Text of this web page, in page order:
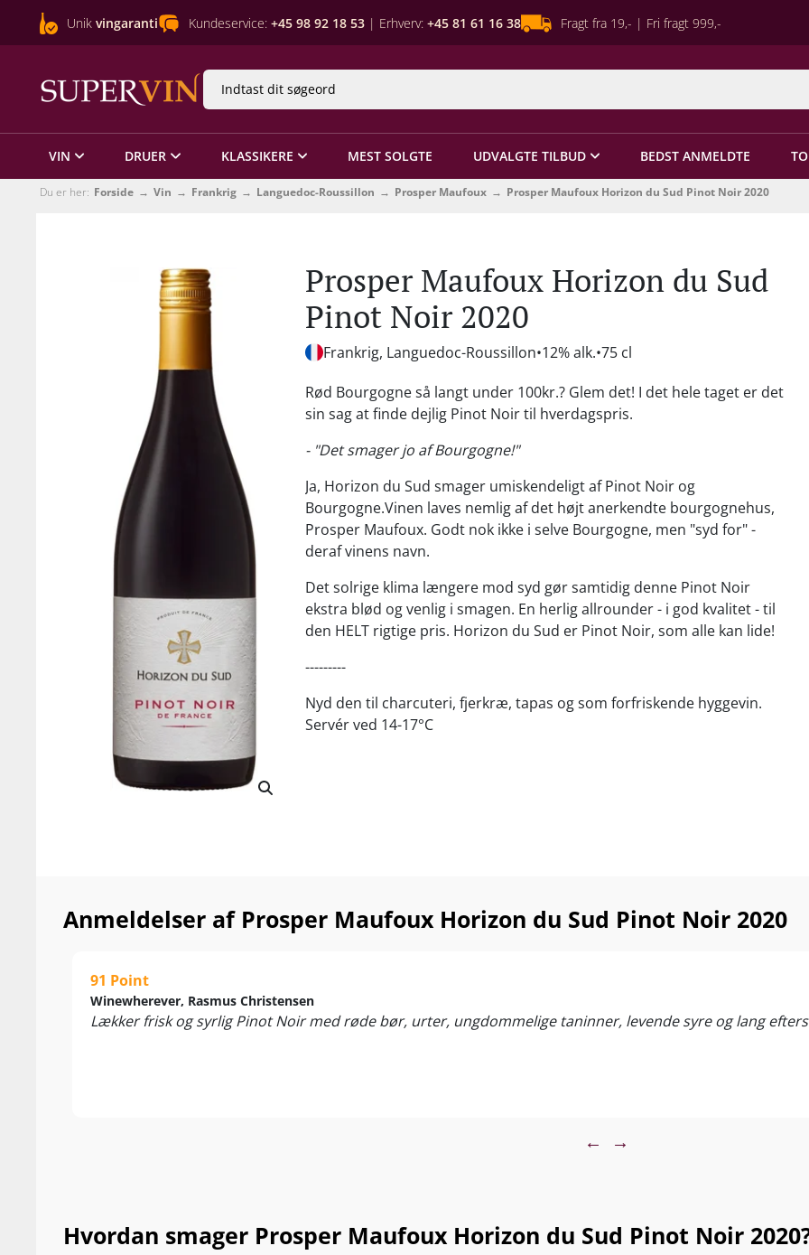
Unik vingaranti Kundeservice: +45 98 92 18 53 | Erhverv: +45 81 61 16 38 Fragt fra 19,- | Fri fragt 999,-
VIN DRUER KLASSIKERE MEST SOLGTE UDVALGTE TILBUD BEDST ANMELDTE
Du er her: Forside Vin Frankrig Languedoc-Roussillon Prosper Maufoux Prosper Maufoux Horizon du Sud Pinot Noir 2020
Prosper Maufoux Horizon du Sud
Pinot Noir 2020
Frankrig, Languedoc-Roussillon 12% alk. 75 cl
Rød Bourgogne så langt under 100kr.? Glem det! I det hele taget er det
sin sag at finde dejlig Pinot Noir til hverdagspris.
- "Det smager jo af Bourgogne!"
Ja, Horizon du Sud smager umiskendeligt af Pinot Noir og
Bourgogne.Vinen laves nemlig af det højt anerkendte bourgognehus,
Prosper Maufoux. Godt nok ikke i selve Bourgogne, men "syd for" -
deraf vinens navn.
Det solrige klima længere mod syd gør samtidig denne Pinot Noir
ekstra blød og venlig i smagen. En herlig allrounder - i god kvalitet - til
den HELT rigtige pris. Horizon du Sud er Pinot Noir, som alle kan lide!
---------
Nyd den til charcuteri, fjerkræ, tapas og som forfriskende hyggevin.
Servér ved 14-17°C
Anmeldelser af Prosper Maufoux Horizon du Sud Pinot Noir 2020
91 Point
Winewherever, Rasmus Christensen
Lækker frisk og syrlig Pinot Noir med røde bør, urter, ungdommelige taninner, levende syre og lang
← →
Hvordan smager Prosper Maufoux Horizon du Sud Pinot Noir